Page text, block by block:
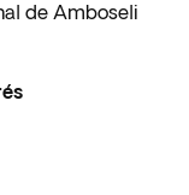
de Amboseli